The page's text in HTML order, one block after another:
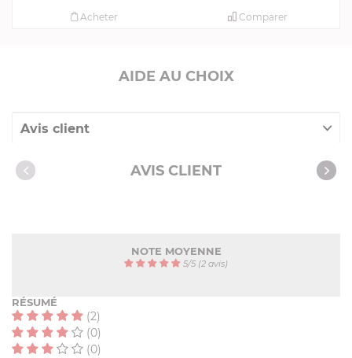
Comparer
Acheter
AIDE AU CHOIX
Avis client
Nos clients ont aussi acheté
AVIS CLIENT
NOTE MOYENNE
5/5 (2 avis)
RÉSUMÉ
(2)
(0)
(0)